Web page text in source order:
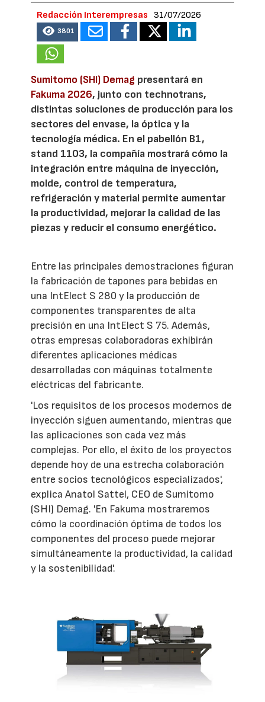
Redacción Interempresas 31/07/2026
3801
Sumitomo (SHI) Demag presentará en
Fakuma 2026, junto con technotrans,
distintas soluciones de producción para los
sectores del envase, la óptica y la
tecnología médica. En el pabellón B1,
stand 1103, la compañía mostrará cómo la
integración entre máquina de inyección,
molde, control de temperatura,
refrigeración y material permite aumentar
la productividad, mejorar la calidad de las
piezas y reducir el consumo energético.
Entre las principales demostraciones figuran
la fabricación de tapones para bebidas en
una IntElect S 280 y la producción de
componentes transparentes de alta
precisión en una IntElect S 75. Además,
otras empresas colaboradoras exhibirán
diferentes aplicaciones médicas
desarrolladas con máquinas totalmente
eléctricas del fabricante.
'Los requisitos de los procesos modernos de
inyección siguen aumentando, mientras que
las aplicaciones son cada vez más
complejas. Por ello, el éxito de los proyectos
depende hoy de una estrecha colaboración
entre socios tecnológicos especializados',
explica Anatol Sattel, CEO de Sumitomo
(SHI) Demag. 'En Fakuma mostraremos
cómo la coordinación óptima de todos los
componentes del proceso puede mejorar
simultáneamente la productividad, la calidad
y la sostenibilidad'.